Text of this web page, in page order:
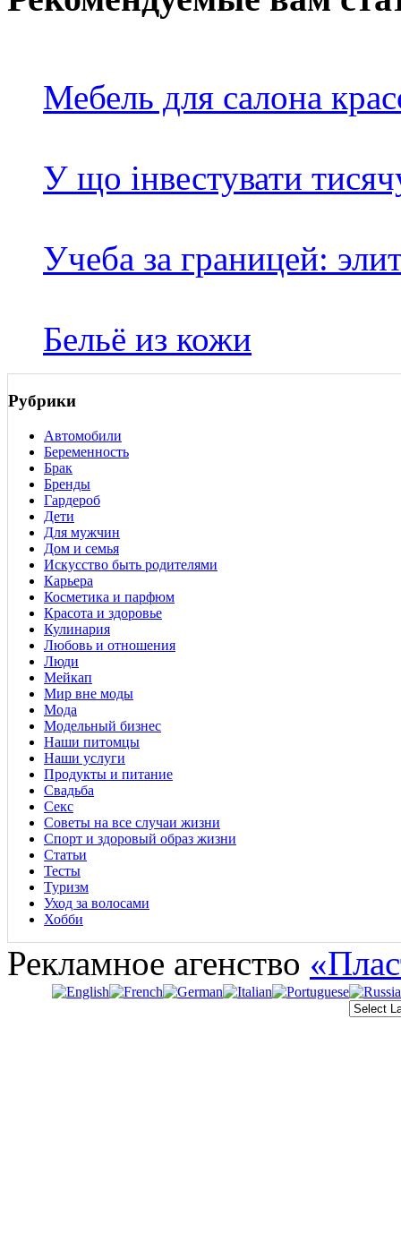
Мебель для салона
У що інвестувати
Учеба за границей:
Бельё из кожи
Рубрики
Автомобили
Беременность
Брак
Бренды
Гардероб
Дети
Для мужчин
Дом и семья
Искусство быть родителями
Карьера
Косметика и парфюм
Красота и здоровье
Кулинария
Любовь и отношения
Люди
Мейкап
Мир вне моды
Мода
Модельный бизнес
Наши питомцы
Наши услуги
Продукты и питание
Свадьба
Секс
Советы на все случаи жизни
Спорт и здоровый образ жизни
Статьи
Тесты
Туризм
Уход за волосами
Хобби
Рекламное агенство